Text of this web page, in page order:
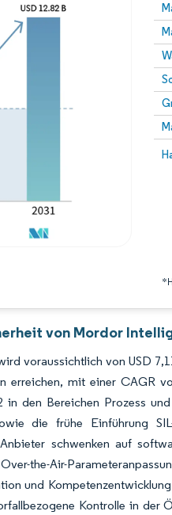
Intelligence. Wiederverwendung
von Mordor
voraussichtlich von USD
erreichen, mit einer CAGR
in den Bereichen Prozess
die frühe Einführung
schwenken auf
the-Air-
und
Kontrolle in der